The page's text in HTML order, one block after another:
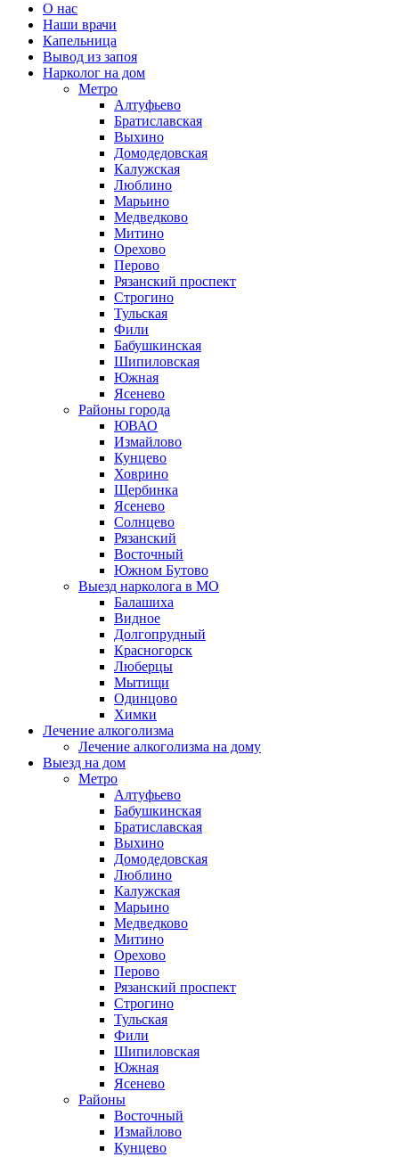
О нас
Наши врачи
Капельница
Вывод из запоя
Нарколог на дом
Метро
Алтуфьево
Братиславская
Выхино
Домодедовская
Калужская
Люблино
Марьино
Медведково
Митино
Орехово
Перово
Рязанский проспект
Строгино
Тульская
Фили
Бабушкинская
Шипиловская
Южная
Ясенево
Районы города
ЮВАО
Измайлово
Кунцево
Ховрино
Щербинка
Ясенево
Солнцево
Рязанский
Восточный
Южном Бутово
Выезд нарколога в МО
Балашиха
Видное
Долгопрудный
Красногорск
Люберцы
Мытищи
Одинцово
Химки
Лечение алкоголизма
Лечение алкоголизма на дому
Выезд на дом
Метро
Алтуфьево
Бабушкинская
Братиславская
Выхино
Домодедовская
Люблино
Калужская
Марьино
Медведково
Митино
Орехово
Перово
Рязанский проспект
Строгино
Тульская
Фили
Шипиловская
Южная
Ясенево
Районы
Восточный
Измайлово
Кунцево